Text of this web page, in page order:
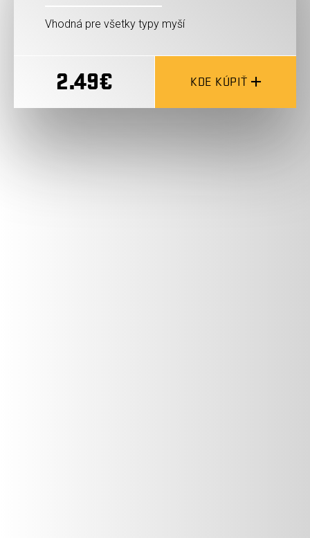
Vhodná pre všetky typy myší
2.49€ KDE KÚPIŤ